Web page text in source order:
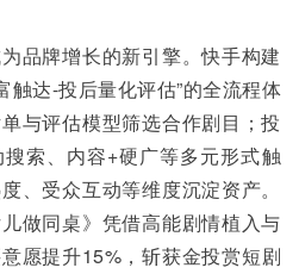
品牌增长的新引擎。快手构建
触达-投后量化评估”的全流程体
与评估模型筛选合作剧目；投
索、内容+硬广等多元形式触
、受众互动等维度沉淀资产。
做同桌》凭借高能剧情植入与
愿提升15%，斩获金投赏短剧